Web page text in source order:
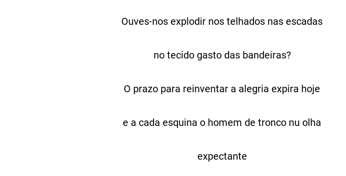
Ouves-nos explodir nos telhados nas escadas
no tecido gasto das bandeiras?
O prazo para reinventar a alegria expira hoje
e a cada esquina o homem de tronco nu olha
expectante